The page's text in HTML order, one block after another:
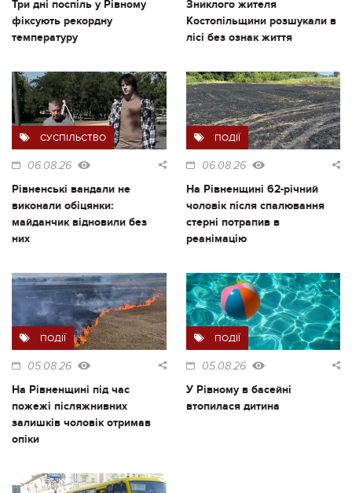
Три дні поспіль у Рівному
фіксують рекордну
температуру
Зниклого жителя
Костопільщини розшукали в
лісі без ознак життя
СУСПІЛЬСТВО
06.08.26
Рівненські вандали не
виконали обіцянки:
майданчик відновили без
них
ПОДІЇ
06.08.26
На Рівненщині 62-річний
чоловік після спалювання
стерні потрапив в
реанімацію
ПОДІЇ
05.08.26
На Рівненщині під час
пожежі післяжнивних
залишків чоловік отримав
опіки
ПОДІЇ
05.08.26
У Рівному в басейні
втопилася дитина